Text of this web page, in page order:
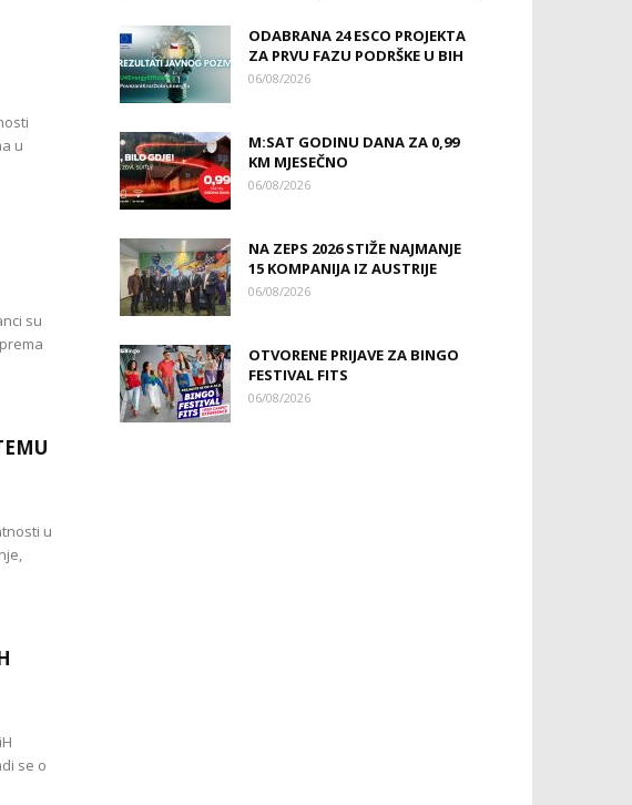
u
su
u
se o
ODABRANA 24 ESCO PROJEKTA
ZA PRVU FAZU PODRŠKE U BIH
06/08/2026
M:SAT GODINU DANA ZA 0,99
KM MJESEČNO
06/08/2026
NA ZEPS 2026 STIŽE NAJMANJE
15 KOMPANIJA IZ AUSTRIJE
06/08/2026
OTVORENE PRIJAVE ZA BINGO
FESTIVAL FITS
06/08/2026